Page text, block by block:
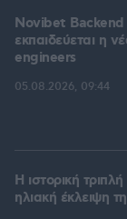
Novibet
εκπαιδεύεται η
engineers
05.08.2026, 09:44
Η ιστορική
ηλιακή έκλειψη